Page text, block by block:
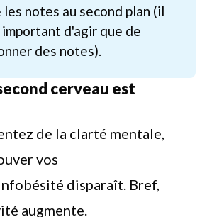
les notes au second plan (il
d'agir que de
des notes).
cerveau est
de la clarté mentale,
vos
disparaît. Bref,
augmente.